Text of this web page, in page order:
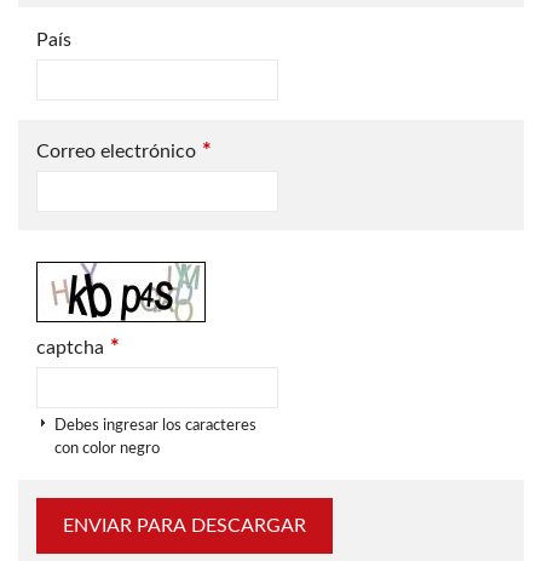
País
Correo electrónico *
captcha *
Debes ingresar los caracteres
con color negro